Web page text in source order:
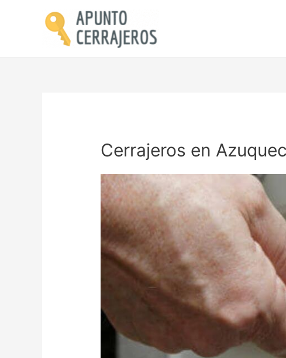
Cerrajeros en